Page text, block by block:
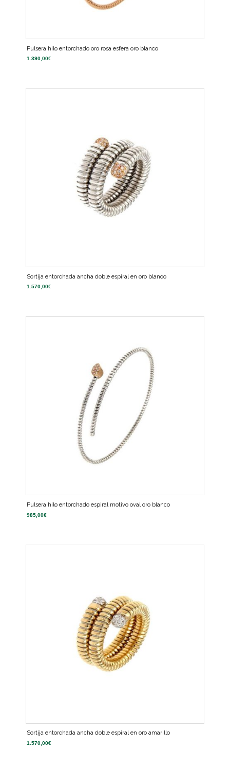
Pulsera hilo entorchado oro rosa esfera oro blanco
1.390,00€
Sortija entorchada ancha doble espiral en oro blanco
1.570,00€
Pulsera hilo entorchado espiral motivo oval oro blanco
985,00€
Sortija entorchada ancha doble espiral en oro amarillo
1.570,00€